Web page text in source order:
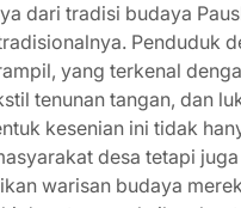
dari tradisi budaya
Penduduk
yang terkenal
tenunan tangan, dan
kesenian ini tidak
desa tetapi
warisan budaya